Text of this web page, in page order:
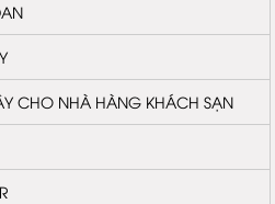
CHO NHÀ HÀNG KHÁCH SẠN